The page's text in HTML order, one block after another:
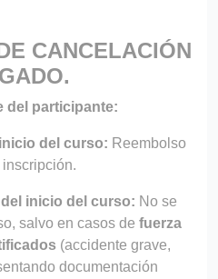
CANCELACIÓN
del participante:
del curso: Reembolso
inicio del curso: No se
salvo en casos de fuerza
(accidente grave,
documentación